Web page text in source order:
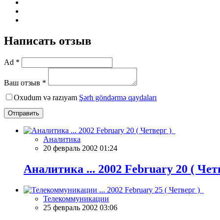
Написать отзыв
Ad *
Ваш отзыв *
Oxudum və razıyam Şərh göndərmə qaydaları
Отправить
Аналитика
20 февраль 2002 01:24
Аналитика ... 2002 February 20 (
Телекоммуникации
25 февраль 2002 03:06